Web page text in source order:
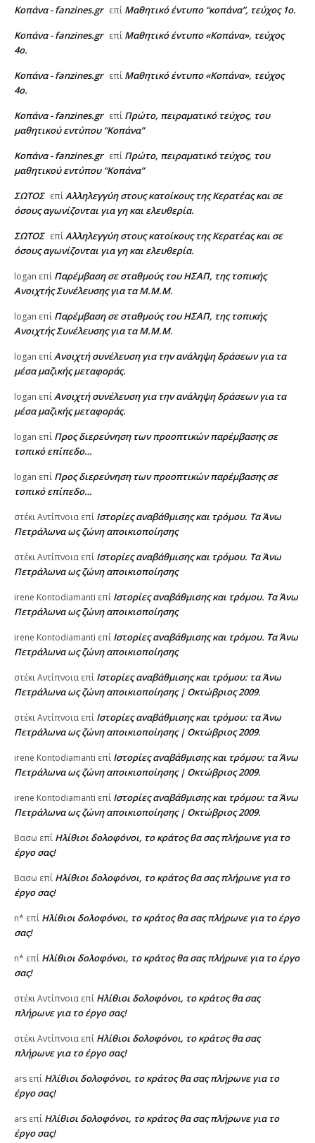
Κοπάνα - fanzines.gr επί Μαθητικό έντυπο “κοπάνα”, τεύχος 1ο.
Κοπάνα - fanzines.gr επί Μαθητικό έντυπο «Κοπάνα», τεύχος
4ο.
Κοπάνα - fanzines.gr επί Μαθητικό έντυπο «Κοπάνα», τεύχος
4ο.
Κοπάνα - fanzines.gr επί Πρώτο, πειραματικό τεύχος, του
μαθητικού εντύπου “Κοπάνα”
Κοπάνα - fanzines.gr επί Πρώτο, πειραματικό τεύχος, του
μαθητικού εντύπου “Κοπάνα”
ΣΩΤΟΣ επίΑλληλεγγύη στους κατοίκους της Κερατέας και σε
όσους αγωνίζονται για γη και ελευθερία.
ΣΩΤΟΣ επίΑλληλεγγύη στους κατοίκους της Κερατέας και σε
όσους αγωνίζονται για γη και ελευθερία.
logan επί Παρέμβαση σε σταθμούς του ΗΣΑΠ, της τοπικής
Ανοιχτής Συνέλευσης για τα Μ.Μ.Μ.
logan επί Παρέμβαση σε σταθμούς του ΗΣΑΠ, της τοπικής
Ανοιχτής Συνέλευσης για τα Μ.Μ.Μ.
logan επίΑνοιχτή συνέλευση για την ανάληψη δράσεων για τα
μέσα μαζικής μεταφοράς.
logan επίΑνοιχτή συνέλευση για την ανάληψη δράσεων για τα
μέσα μαζικής μεταφοράς.
logan επί Προς διερεύνηση των προοπτικών παρέμβασης σε
τοπικό επίπεδο…
logan επί Προς διερεύνηση των προοπτικών παρέμβασης σε
τοπικό επίπεδο…
στέκι Αντίπνοια επί Ιστορίες αναβάθμισης και τρόμου. Τα Άνω
Πετράλωνα ως ζώνη αποικιοποίησης
στέκι Αντίπνοια επί Ιστορίες αναβάθμισης και τρόμου. Τα Άνω
Πετράλωνα ως ζώνη αποικιοποίησης
irene Kontodiamanti επί Ιστορίες αναβάθμισης και τρόμου. Τα Άνω
Πετράλωνα ως ζώνη αποικιοποίησης
irene Kontodiamanti επί Ιστορίες αναβάθμισης και τρόμου. Τα Άνω
Πετράλωνα ως ζώνη αποικιοποίησης
στέκι Αντίπνοια επί Ιστορίες αναβάθμισης και τρόμου: τα Άνω
Πετράλωνα ως ζώνη αποικιοποίησης | Οκτώβριος 2009.
στέκι Αντίπνοια επί Ιστορίες αναβάθμισης και τρόμου: τα Άνω
Πετράλωνα ως ζώνη αποικιοποίησης | Οκτώβριος 2009.
irene Kontodiamanti επί Ιστορίες αναβάθμισης και τρόμου: τα Άνω
Πετράλωνα ως ζώνη αποικιοποίησης | Οκτώβριος 2009.
irene Kontodiamanti επί Ιστορίες αναβάθμισης και τρόμου: τα Άνω
Πετράλωνα ως ζώνη αποικιοποίησης | Οκτώβριος 2009.
Βασω επί Ηλίθιοι δολοφόνοι, το κράτος θα σας πλήρωνε για το
έργο σας!
Βασω επί Ηλίθιοι δολοφόνοι, το κράτος θα σας πλήρωνε για το
έργο σας!
n* επί Ηλίθιοι δολοφόνοι, το κράτος θα σας πλήρωνε για το έργο
σας!
n* επί Ηλίθιοι δολοφόνοι, το κράτος θα σας πλήρωνε για το έργο
σας!
στέκι Αντίπνοια επί Ηλίθιοι δολοφόνοι, το κράτος θα σας
πλήρωνε για το έργο σας!
στέκι Αντίπνοια επί Ηλίθιοι δολοφόνοι, το κράτος θα σας
πλήρωνε για το έργο σας!
ars επί Ηλίθιοι δολοφόνοι, το κράτος θα σας πλήρωνε για το
έργο σας!
ars επί Ηλίθιοι δολοφόνοι, το κράτος θα σας πλήρωνε για το
έργο σας!